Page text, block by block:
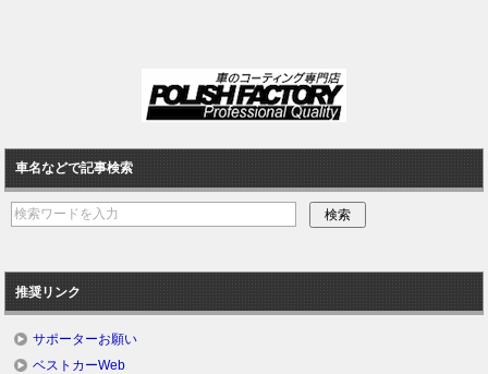
車名などで記事検索
推奨リンク
サポーターお願い
ベストカーWeb